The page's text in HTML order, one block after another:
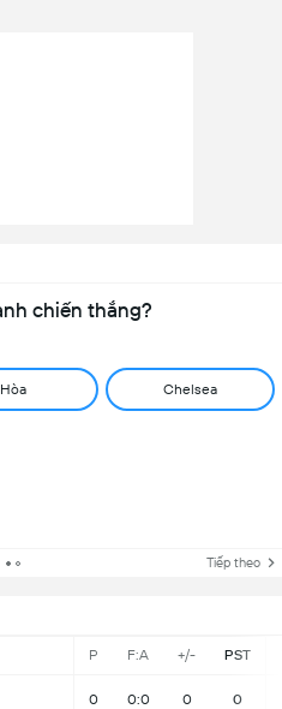
chiến thắng?
Hòa Chelsea
Tiếp theo
P F:A +/- PST
0 0:0 0 0